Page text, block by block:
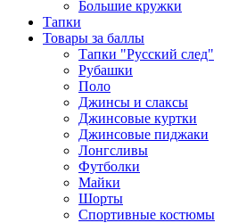
Большие кружки
Тапки
Товары за баллы
Тапки "Русский след"
Рубашки
Поло
Джинсы и слаксы
Джинсовые куртки
Джинсовые пиджаки
Лонгсливы
Футболки
Майки
Шорты
Спортивные костюмы